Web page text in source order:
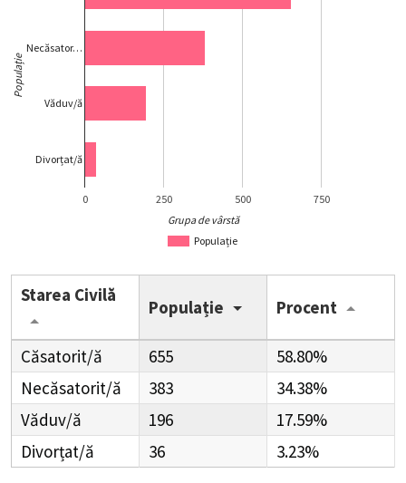
Populație
0 250 500 750
Necăsator…
Văduv/ă
Divorțat/ă
Grupa de vârstă
Populație
Starea Civilă
Populație Procent
Căsatorit/ă 655
58.80%
Necăsatorit/ă
383
34.38%
Văduv/ă
196
17.59%
Divorțat/ă
36 3.23%